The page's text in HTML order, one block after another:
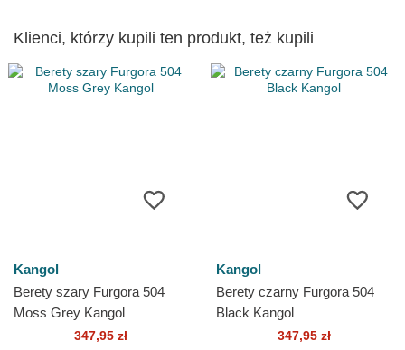
Klienci, którzy kupili ten produkt, też kupili
Kangol
Berety szary Furgora 504
Moss Grey Kangol
347,95 zł
Kangol
Berety czarny Furgora 504
Black Kangol
347,95 zł